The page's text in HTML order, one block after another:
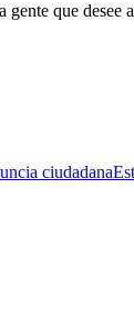
que desee
ciudadana